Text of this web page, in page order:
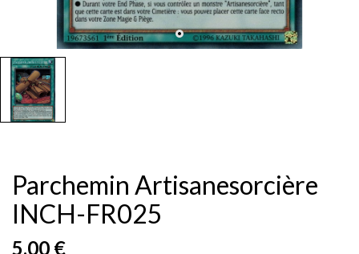
Parchemin Artisanesorcière
INCH-FR025
5,00 €